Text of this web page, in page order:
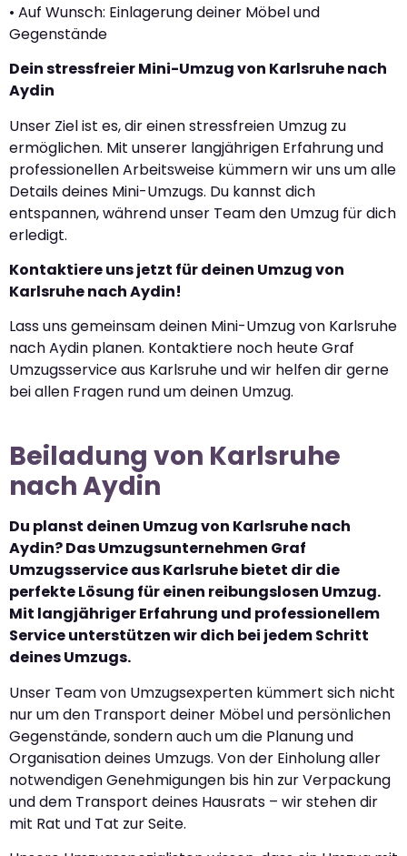
• Auf Wunsch: Einlagerung deiner Möbel und
Gegenstände
Dein stressfreier Mini-Umzug von Karlsruhe nach
Aydin
Unser Ziel ist es, dir einen stressfreien Umzug zu
ermöglichen. Mit unserer langjährigen Erfahrung und
professionellen Arbeitsweise kümmern wir uns um alle
Details deines Mini-Umzugs. Du kannst dich
entspannen, während unser Team den Umzug für dich
erledigt.
Kontaktiere uns jetzt für deinen Umzug von
Karlsruhe nach Aydin!
Lass uns gemeinsam deinen Mini-Umzug von Karlsruhe
nach Aydin planen. Kontaktiere noch heute Graf
Umzugsservice aus Karlsruhe und wir helfen dir gerne
bei allen Fragen rund um deinen Umzug.
Beiladung von Karlsruhe
nach Aydin
Du planst deinen Umzug von Karlsruhe nach
Aydin? Das Umzugsunternehmen Graf
Umzugsservice aus Karlsruhe bietet dir die
perfekte Lösung für einen reibungslosen Umzug.
Mit langjähriger Erfahrung und professionellem
Service unterstützen wir dich bei jedem Schritt
deines Umzugs.
Unser Team von Umzugsexperten kümmert sich nicht
nur um den Transport deiner Möbel und persönlichen
Gegenstände, sondern auch um die Planung und
Organisation deines Umzugs. Von der Einholung aller
notwendigen Genehmigungen bis hin zur Verpackung
und dem Transport deines Hausrats – wir stehen dir
mit Rat und Tat zur Seite.